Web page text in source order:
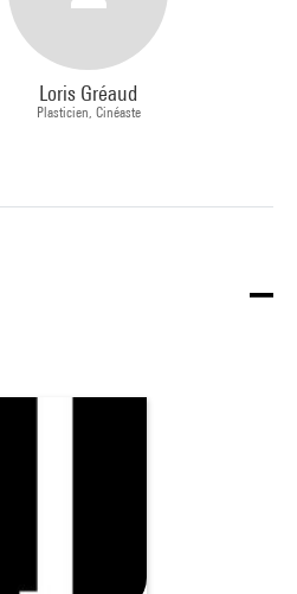
Loris Gréaud
Plasticien, Cinéaste